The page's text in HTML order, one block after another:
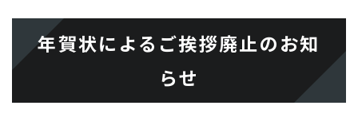
年賀状によるご挨拶廃止のお知
らせ